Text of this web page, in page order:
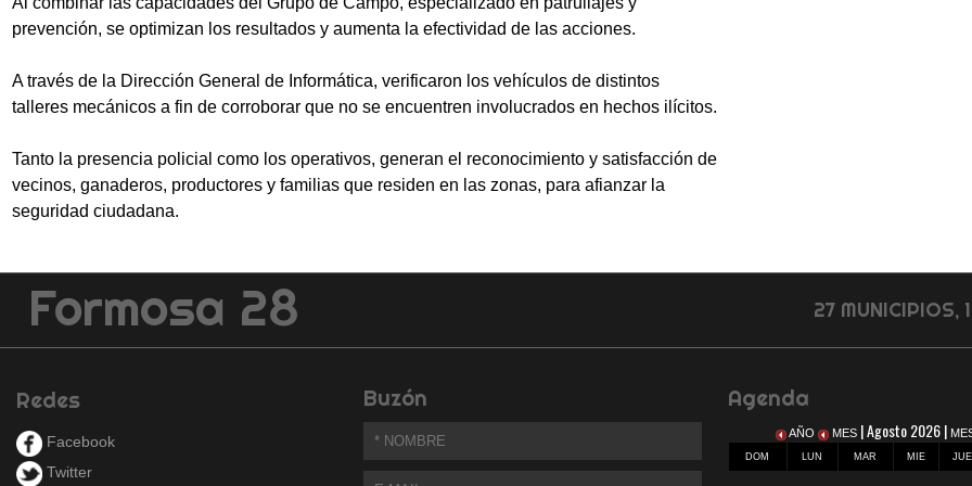
prevención, se optimizan los resultados y aumenta la efectividad de las acciones.
A través de la Dirección General de Informática, verificaron los vehículos de distintos
talleres mecánicos a fin de corroborar que no se encuentren involucrados en hechos ilícitos.
Tanto la presencia policial como los operativos, generan el reconocimiento y satisfacción de
vecinos, ganaderos, productores y familias que residen en las zonas, para afianzar la
seguridad ciudadana.
Formosa 28 27 MUNICIPIOS,
Redes
Facebook
Twitter
Buzón Agenda
AÑO MES | Agosto 2026 |
DOM LUN MAR MIE JUE